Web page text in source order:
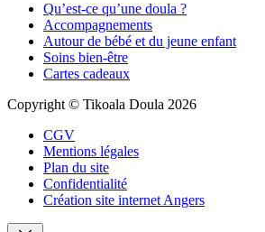
Qu’est-ce qu’une doula ?
Accompagnements
Autour de bébé et du jeune enfant
Soins bien-être
Cartes cadeaux
Copyright © Tikoala Doula 2026
CGV
Mentions légales
Plan du site
Confidentialité
Création site internet Angers